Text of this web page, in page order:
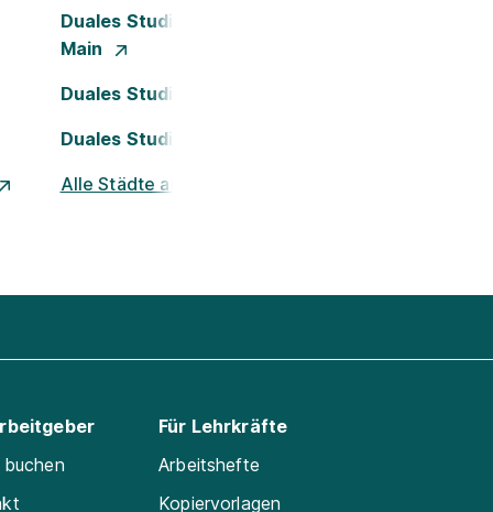
Duales Studium Frankfurt am
Main
Duales Studium Köln
Duales Studium Nürnberg
Alle Städte ansehen
Für Lehrkräfte
Arbeitshefte
Kopiervorlagen